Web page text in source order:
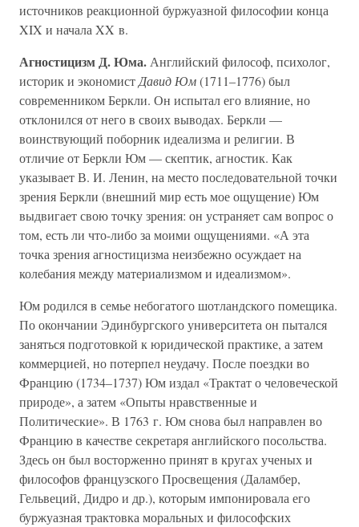
источников реакционной буржуазной философии конца
XIX и начала XX в.
Агностицизм Д. Юма. Английский философ, психолог,
историк и экономист Давид Юм(1711–1776) был
современником Беркли. Он испытал его влияние, но
отклонился от него в своих выводах. Беркли —
воинствующий поборник идеализма и религии. В
отличие от Беркли Юм — скептик, агностик. Как
указывает В. И. Ленин, на место последовательной точки
зрения Беркли (внешний мир есть мое ощущение) Юм
выдвигает свою точку зрения: он устраняет сам вопрос о
том, есть ли что-либо за моими ощущениями. «А эта
точка зрения агностицизма неизбежно осуждает на
колебания между материализмом и идеализмом».
Юм родился в семье небогатого шотландского помещика.
По окончании Эдинбургского университета он пытался
заняться подготовкой к юридической практике, а затем
коммерцией, но потерпел неудачу. После поездки во
Францию (1734–1737) Юм издал «Трактат о человеческой
природе», а затем «Опыты нравственные и
Политические». В 1763 г. Юм снова был направлен во
Францию в качестве секретаря английского посольства.
Здесь он был восторженно принят в кругах ученых и
философов французского Просвещения (Даламбер,
Гельвеций, Дидро и др.), которым импонировала его
буржуазная трактовка моральных и философских